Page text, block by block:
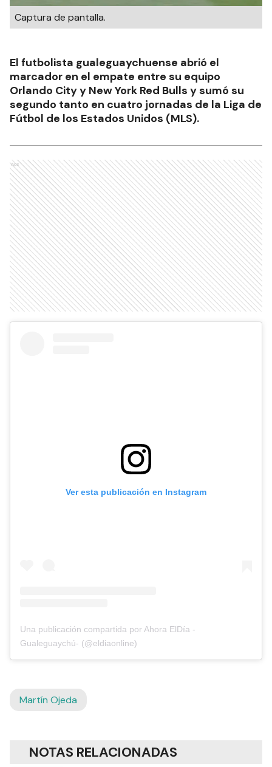
Captura de pantalla.
El futbolista gualeguaychuense abrió el
marcador en el empate entre su equipo
Orlando City y New York Red Bulls y sumó su
segundo tanto en cuatro jornadas de la Liga de
Fútbol de los Estados Unidos (MLS).
Ads
Ver esta publicación en Instagram
Una publicación compartida por Ahora ElDía -
Gualeguaychú- (@eldiaonline)
Martín Ojeda
NOTAS RELACIONADAS